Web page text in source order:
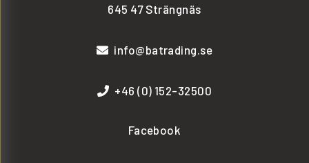
645 47 Strängnäs
info@batrading.se
+46 (0) 152-32500
Facebook